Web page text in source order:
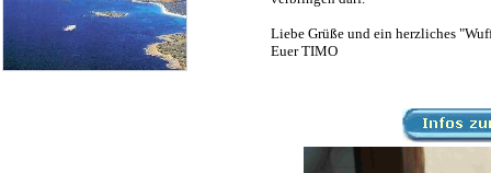
Liebe Grüße und ein herzliches
Euer TIMO